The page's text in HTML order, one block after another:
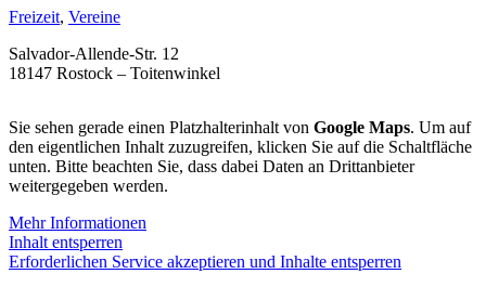
Freizeit, Vereine
Salvador-Allende-Str. 12
18147 Rostock – Toitenwinkel
Sie sehen gerade einen Platzhalterinhalt von Google Maps. Um auf
den eigentlichen Inhalt zuzugreifen, klicken Sie auf die Schaltfläche
unten. Bitte beachten Sie, dass dabei Daten an Drittanbieter
weitergegeben werden.
Mehr Informationen
Inhalt entsperren
Erforderlichen Service akzeptieren und Inhalte entsperren